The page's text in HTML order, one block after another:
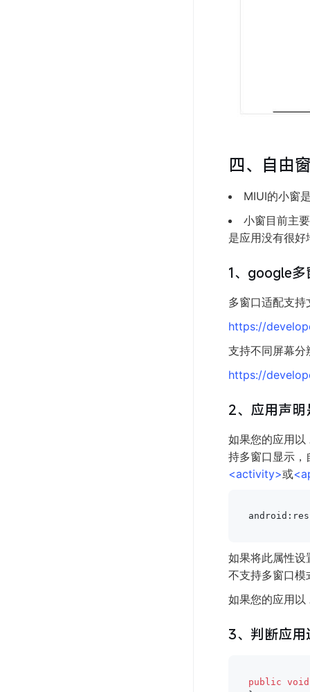
四、自由
MIUI的小窗
小窗目前主
是应用没有很
1、google
多窗口适配支持
https://
支持不同屏幕分
https://
2、应用声
如果您的应用
持多窗口显示
<activity>或
如果将此属性
不支持多窗口
如果您的应用
3、判断应
public void